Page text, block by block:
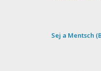
Sej a Mentsch